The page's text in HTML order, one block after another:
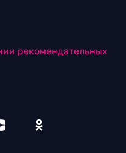
рекомендательных